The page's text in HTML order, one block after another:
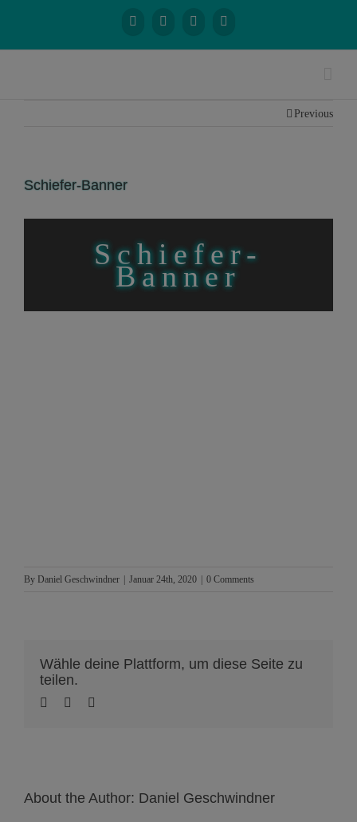
Previous
Schiefer-Banner
Schiefer-
Banner
By Daniel Geschwindner Januar 24th, 2020 0 Comments
Wähle deine Plattform, um diese Seite zu
teilen.
About the Author: Daniel Geschwindner